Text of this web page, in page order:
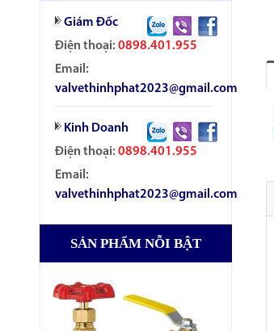
Giám Đốc
Điện thoại: 0898.401.955
Email:
valvethinhphat2023@gmail.com
Kinh Doanh
Điện thoại: 0898.401.955
Email:
valvethinhphat2023@gmail.com
SẢN PHẨM NỖI BẬT